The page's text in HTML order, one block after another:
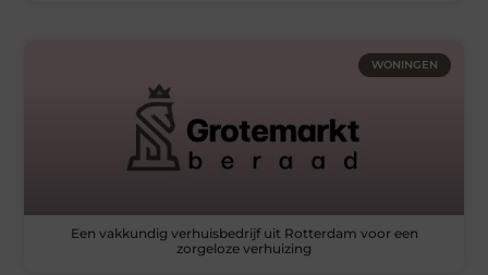
WONINGEN
Een vakkundig verhuisbedrijf uit Rotterdam voor een
zorgeloze verhuizing